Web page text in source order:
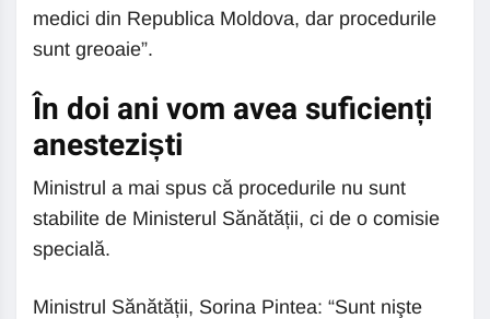
medici din Republica Moldova, dar procedurile
sunt greoaie”.
În doi ani vom avea suficienți
anesteziști
Ministrul a mai spus că procedurile nu sunt
stabilite de Ministerul Sănătății, ci de o comisie
specială.
Ministrul Sănătății, Sorina Pintea: “Sunt nişte